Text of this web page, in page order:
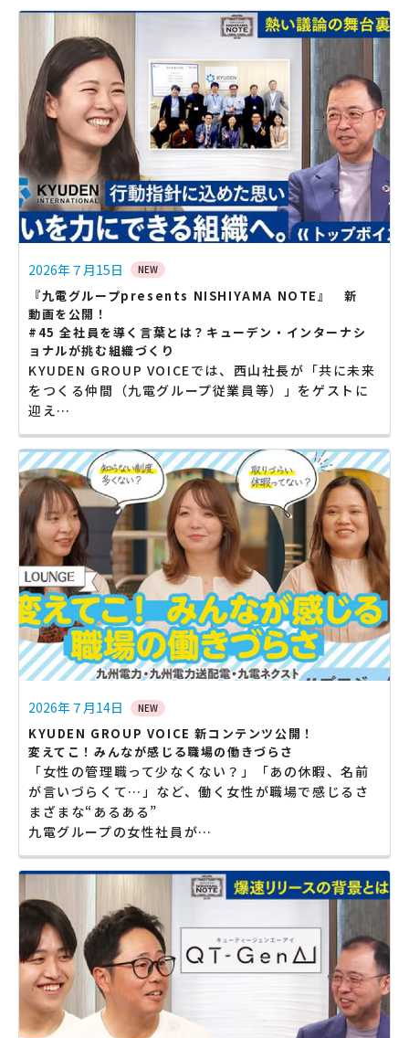
2026年７月15日 NEW
『九電グループpresents NISHIYAMA NOTE』 新
動画を公開！
#45 全社員を導く言葉とは？キューデン・インターナシ
ョナルが挑む組織づくり
KYUDEN GROUP VOICEでは、西山社長が「共に未来
をつくる仲間（九電グループ従業員等）」をゲストに
迎え…
2026年７月14日 NEW
KYUDEN GROUP VOICE 新コンテンツ公開！
変えてこ！みんなが感じる職場の働きづらさ
「女性の管理職って少なくない？」「あの休暇、名前
が言いづらくて…」など、働く女性が職場で感じるさ
まざまな“あるある”
九電グループの女性社員が…